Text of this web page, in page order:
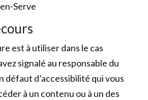
Serve
est à utiliser dans le cas
signalé au responsable du
défaut d’accessibilité qui vous
à un contenu ou à un des